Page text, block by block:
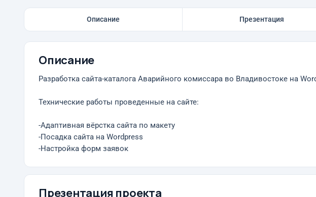
Описание Презентация
Описание
Разработка сайта-каталога Аварийного комиссара во Владивостоке на
Технические работы проведенные на сайте:
-Адаптивная вёрстка сайта по макету
-Посадка сайта на Wordpress
-Настройка форм заявок
Презентация проекта